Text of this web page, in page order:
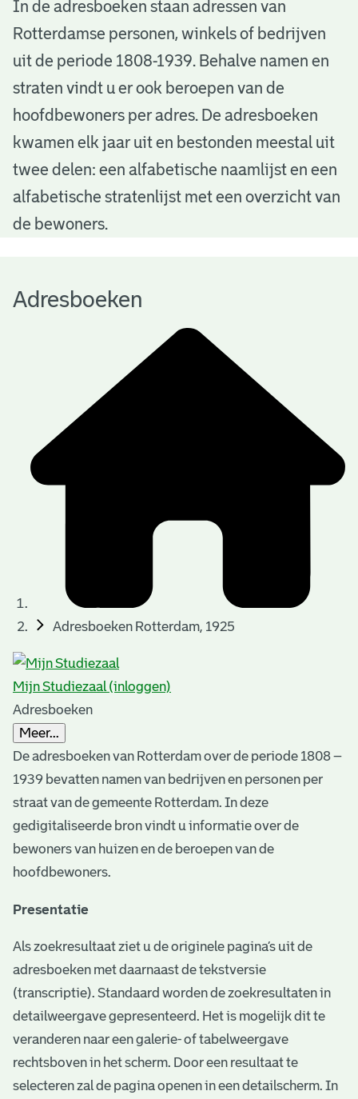
A
d
e
b
o
e
e
In de adresboeken staan adressen van
Rotterdamse personen, winkels of bedrijven
uit de periode 1808-1939. Behalve namen en
straten vindt u er ook beroepen van de
hoofdbewoners per adres. De adresboeken
kwamen elk jaar uit en bestonden meestal uit
twee delen: een alfabetische naamlijst en een
alfabetische stratenlijst met een overzicht van
de bewoners.
Adresboeken
Adresboeken Rotterdam, 1925
Mijn Studiezaal (inloggen)
Adresboeken
Meer...
De adresboeken van Rotterdam over de periode 1808 –
1939 bevatten namen van bedrijven en personen per
straat van de gemeente Rotterdam. In deze
gedigitaliseerde bron vindt u informatie over de
bewoners van huizen en de beroepen van de
hoofdbewoners.
Presentatie
Als zoekresultaat ziet u de originele pagina’s uit de
adresboeken met daarnaast de tekstversie
(transcriptie). Standaard worden de zoekresultaten in
detailweergave gepresenteerd. Het is mogelijk dit te
veranderen naar een galerie- of tabelweergave
rechtsboven in het scherm. Door een resultaat te
selecteren zal de pagina openen in een detailscherm. In